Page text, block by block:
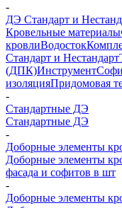
-
ДЭ Стандарт и
Кровельные материалы
кровлиВодосток
Стандарт и Нестандарт
(ДПК)Инструмент
изоляцияПридомовая
-
Стандартные ДЭ
Стандартные ДЭ
-
Доборные элементы
Доборные элементы
фасада и софитов в шт
-
Доборные элементы